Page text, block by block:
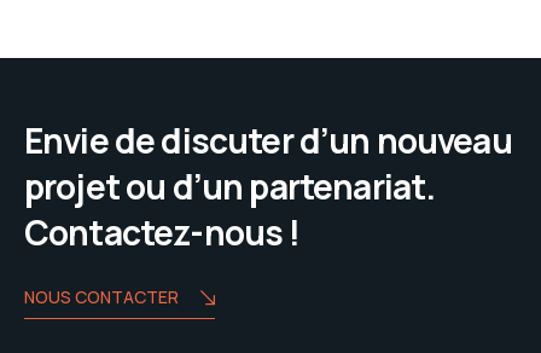
Envie de discuter d’un nouveau
projet ou d’un partenariat.
Contactez-nous !
NOUS CONTACTER